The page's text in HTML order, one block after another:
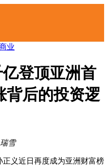
业
登顶亚洲首
背后的投资逻
雪
义近日再度成为亚洲财富榜